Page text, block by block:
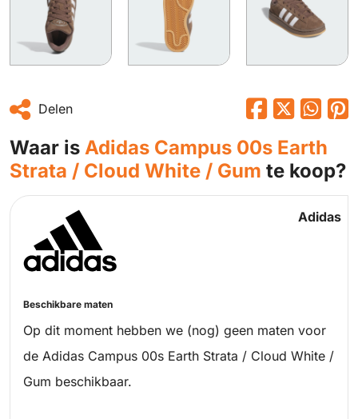
Delen
Waar is Adidas Campus 00s Earth
Strata / Cloud White / Gum te koop?
Adidas
Beschikbare maten
Op dit moment hebben we (nog) geen maten voor
de Adidas Campus 00s Earth Strata / Cloud White /
Gum beschikbaar.